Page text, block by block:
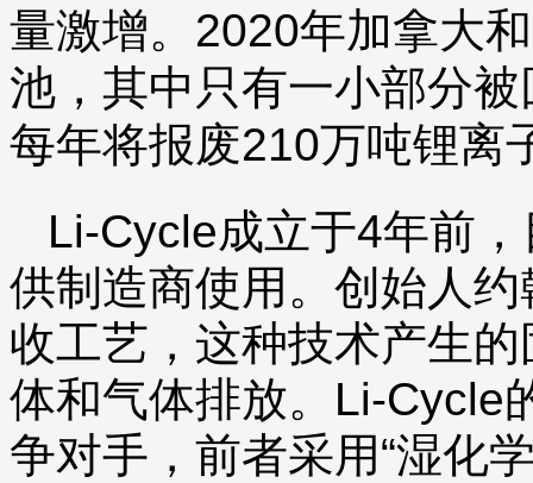
量激增。2020年加拿大
池，其中只有一小部分
每年将报废210万吨锂离
Li-Cycle成立于4年前
供制造商使用。创始人约
收工艺，这种技术产生
体和气体排放。Li-Cycle
争对手，前者采用“湿化